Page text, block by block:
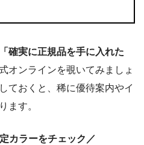
確実に正規品を手に入れた
オンラインを覗いてみましょ
ておくと、稀に優待案内やイ
ます。
カラーをチェック／